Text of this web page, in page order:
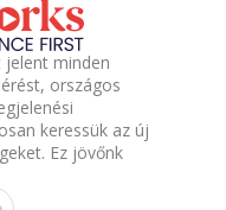
minden
országos
keressük az új
Ez jövőnk